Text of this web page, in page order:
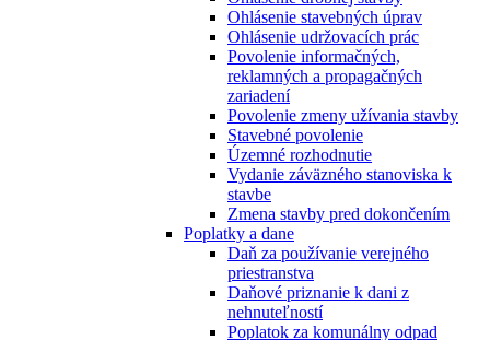
Ohlásenie stavebných úprav
Ohlásenie udržovacích prác
Povolenie informačných,
reklamných a propagačných
zariadení
Povolenie zmeny užívania stavby
Stavebné povolenie
Územné rozhodnutie
Vydanie záväzného stanoviska k
stavbe
Zmena stavby pred dokončením
Poplatky a dane
Daň za používanie verejného
priestranstva
Daňové priznanie k dani z
nehnuteľností
Poplatok za komunálny odpad